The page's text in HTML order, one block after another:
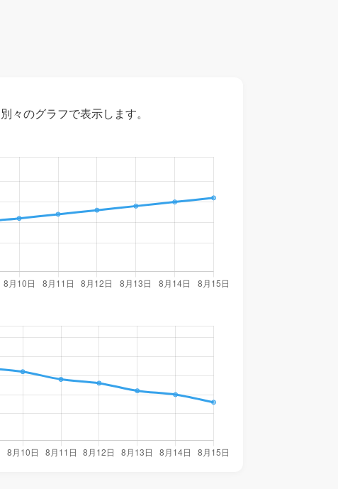
々のグラフで表示します。